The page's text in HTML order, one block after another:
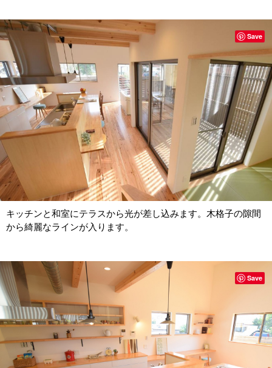
キッチンと和室にテラスから光が差し込みます。木格子の隙間
から綺麗なラインが入ります。
Save
Save